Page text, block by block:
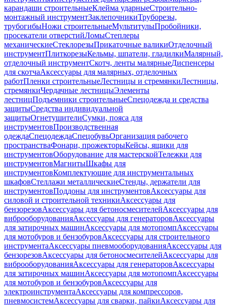
карандаши строительныеКлейма ударныеСтроительно-
монтажный инструментЗаклепочникиТруборезы,
трубогибыНожи строительныеМультитулыПробойники,
просекатели отверстийЛомыСтеплеры
механическиеСтеклорезыПрикаточные валикиОтделочный
инструментПлиткорезыКельмы, шпатели, гладилкиМалярный,
отделочный инструментСкотч, ленты малярныеДиспенсеры
для скотчаАксессуары для малярных, отделочных
работПленки строительныеЛестницы и стремянкиЛестницы,
стремянкиЧердачные лестницыЭлементы
лестницПодъемники строительныеСпецодежда и средства
защитыСредства индивидуальной
защитыОгнетушителиСумки, пояса для
инструментовПроизводственная
одеждаСпецодеждаСпецобувьОрганизация рабочего
пространстваФонари, прожекторыКейсы, ящики для
инструментовОборудование для мастерскойТележки для
инструментовМагнитыШкафы для
инструментовКомплектующие для инструментальных
шкафовСтеллажи металлическиеСтенды, держатели для
инструментовПоддоны для инструментовАксессуары для
силовой и строительной техникиАксессуары для
бензорезовАксессуары для бетоносмесителейАксессуары для
виброоборудованияАксессуары для генераторовАксессуары
для затирочных машинАксессуары для мотопомпАксессуары
для мотобуров и бензобуровАксессуары для строительного
инструментаАксессуары пневмооборудованияАксессуары для
бензорезовАксессуары для бетоносмесителейАксессуары для
виброоборудованияАксессуары для генераторовАксессуары
для затирочных машинАксессуары для мотопомпАксессуары
для мотобуров и бензобуровАксессуары для
электроинструментаАксессуары для компрессоров,
пневмосистемАксессуары для сварки, пайкиАксессуары для